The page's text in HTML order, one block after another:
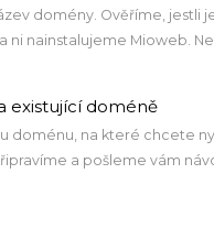
domény. Ověříme, jestli
ni nainstalujeme Mioweb.
existující doméně
doménu, na které chcete
a pošleme vám